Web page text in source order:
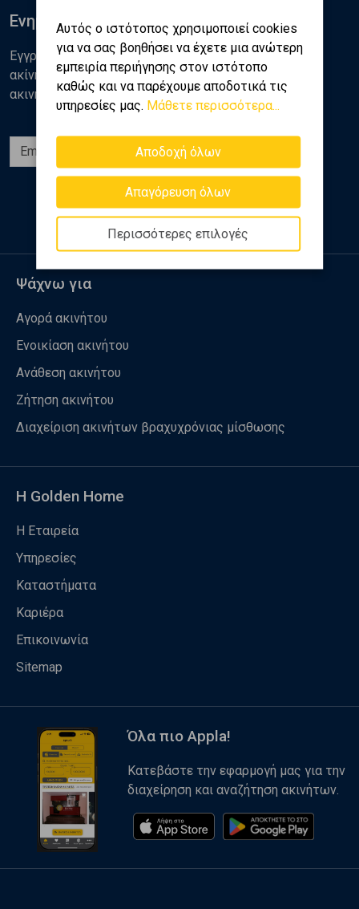
Αυτός ο ιστότοπος χρησιμοποιεί cookies
για να σας βοηθήσει να έχετε μια ανώτερη
εμπειρία περιήγησης στον ιστότοπο
καθώς και να παρέχουμε αποδοτικά τις
υπηρεσίες μας. Μάθετε περισσότερα...
Αποδοχή όλων
Απαγόρευση όλων
Περισσότερες επιλογές
Ενημερωθείτε
Εγγραφείτε στο newsletter της Golden Home για νέα
ακίνητα, αναλύσεις και διάφορα θέματα της αγοράς
ακινήτων
Εγγραφή
Ακολουθήστε μας
Ψάχνω για
Αγορά ακινήτου
Ενοικίαση ακινήτου
Ανάθεση ακινήτου
Ζήτηση ακινήτου
Διαχείριση ακινήτων βραχυχρόνιας μίσθωσης
Η Golden Home
Η Εταιρεία
Υπηρεσίες
Καταστήματα
Καριέρα
Επικοινωνία
Sitemap
Όλα πιο Appla!
Κατεβάστε την εφαρμογή μας για την
διαχείρηση και αναζήτηση ακινήτων.